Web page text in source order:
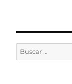
Buscar
por: